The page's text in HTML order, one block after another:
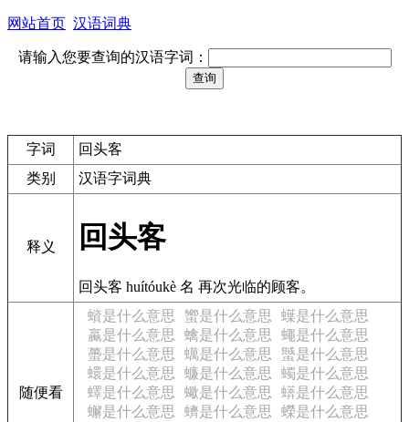
网站首页 汉语词典
请输入您要查询的汉语字词：
字词
回头客
类别
汉语字词典
释义 回头客
回头客 huítóukè 名 再次光临的顾客。
随便看
蠀是什么意思 蠁是什么意思
蠂是什么意思
蠃是什么意思
蠄是什么意思
蠅是什么意思
蠆是什么意思
蠇是什么意思
蠈是什么意思
蠉是什么意思
蠊是什么意思
蠋是什么意思
蠌是什么意思
蠍是什么意思
蠎是什么意思
蠏是什么意思
蠐是什么意思
蠑是什么意思